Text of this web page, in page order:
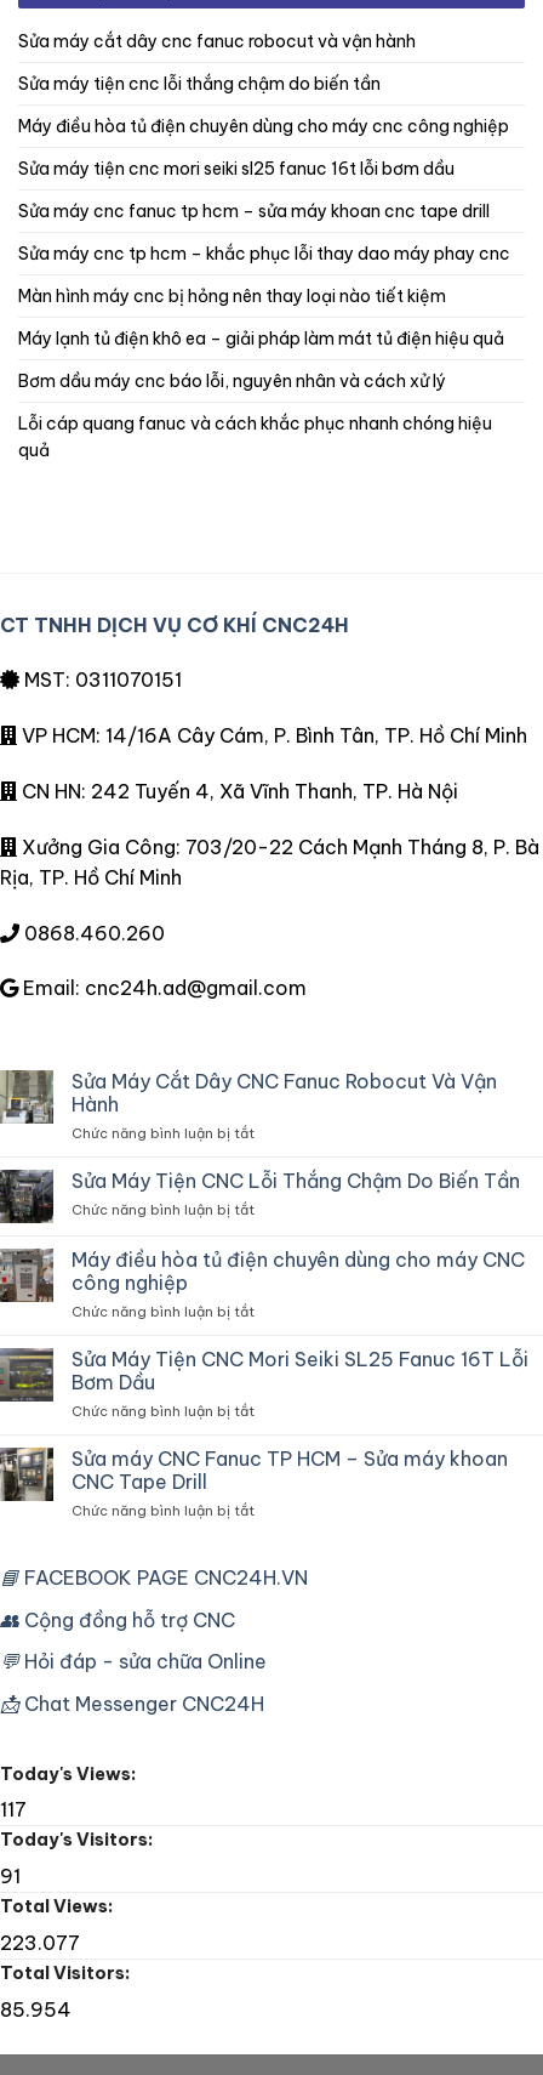
sửa máy cắt dây cnc fanuc robocut và vận hành
sửa máy tiện cnc lỗi thắng chậm do biến tần
máy điều hòa tủ điện chuyên dùng cho máy cnc công nghiệp
sửa máy tiện cnc mori seiki sl25 fanuc 16t lỗi bơm dầu
sửa máy cnc fanuc tp hcm – sửa máy khoan cnc tape drill
sửa máy cnc tp hcm – khắc phục lỗi thay dao máy phay cnc
màn hình máy cnc bị hỏng nên thay loại nào tiết kiệm
máy lạnh tủ điện khô ea – giải pháp làm mát tủ điện hiệu quả
bơm dầu máy cnc báo lỗi, nguyên nhân và cách xử lý
lỗi cáp quang fanuc và cách khắc phục nhanh chóng hiệu
quả
CT TNHH DỊCH VỤ CƠ KHÍ CNC24H
MST: 0311070151
VP HCM: 14/16A Cây Cám, P. Bình Tân, TP. Hồ Chí Minh
CN HN: 242 Tuyến 4, Xã Vĩnh Thanh, TP. Hà Nội
Xưởng Gia Công: 703/20-22 Cách Mạnh Tháng 8, P. Bà
Rịa, TP. Hồ Chí Minh
0868.460.260
Email: cnc24h.ad@gmail.com
Sửa Máy Cắt Dây CNC Fanuc Robocut Và Vận
Hành
Chức năng bình luận bị tắtở
Máy
Cắt
Dây
Fanuc
Vận
Sửa Máy Tiện CNC Lỗi Thắng Chậm Do Biến Tần
Chức năng bình luận bị tắtở
Tiện
Lỗi
Chậm
Tần
Máy điều hòa tủ điện chuyên dùng cho máy CNC
công nghiệp
Chức năng bình luận bị tắtở
điều
điện
dùng
CNC
Sửa Máy Tiện CNC Mori Seiki SL25 Fanuc 16T Lỗi
Bơm Dầu
Chức năng bình luận bị tắtở
Máy
Mori
Fanuc
Dầu
Sửa máy CNC Fanuc TP HCM – Sửa máy khoan
CNC Tape Drill
Chức năng bình luận bị tắtở
CNC
–
máy
khoan
📘 FACEBOOK PAGE CNC24H.VN
👥 Cộng đồng hỗ trợ CNC
💬Hỏi đáp - sửa chữa Online
📩Chat Messenger CNC24H
Today's Views:
117
Today's Visitors:
91
Total Views:
223.077
Total Visitors:
85.954